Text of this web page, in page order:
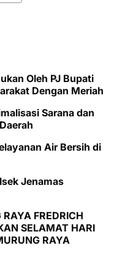
Oleh PJ Bupati
Dengan Meriah
Sarana dan
Air Bersih di
Jenamas
FREDRICH
SELAMAT HARI
RAYA